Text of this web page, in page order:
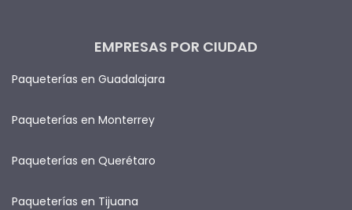
EMPRESAS POR CIUDAD
Paqueterías en Guadalajara
Paqueterías en Monterrey
Paqueterías en Querétaro
Paqueterías en Tijuana